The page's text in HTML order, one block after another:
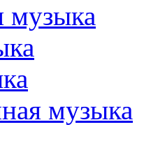
музыка
музыка